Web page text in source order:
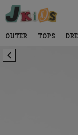
TOPS DRESS/SKIRT